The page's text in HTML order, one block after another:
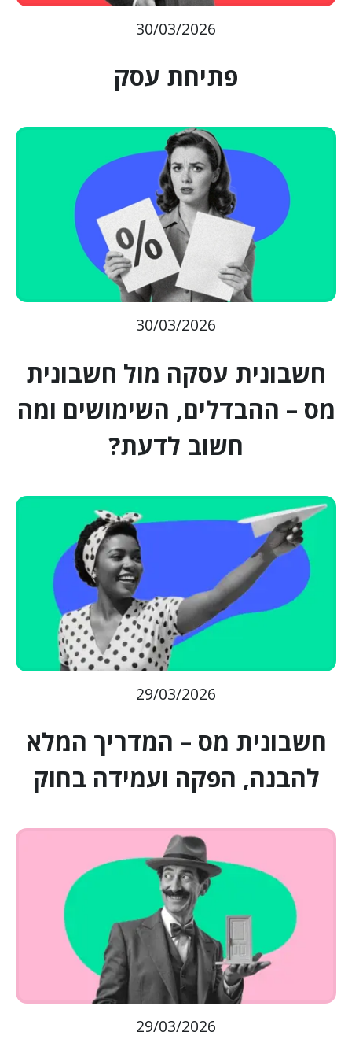
30/03/2026
פתיחת עסק
30/03/2026
חשבונית עסקה מול חשבונית
מס – ההבדלים, השימושים ומה
חשוב לדעת?
29/03/2026
חשבונית מס – המדריך המלא
להבנה, הפקה ועמידה בחוק
29/03/2026